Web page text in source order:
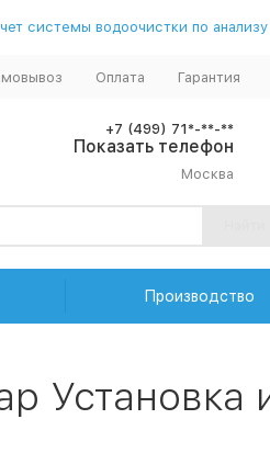
системы водоочистки по
Оплата Гарантия
+7 (499) 71*-**-**
Показать телефон
Москва
Производство